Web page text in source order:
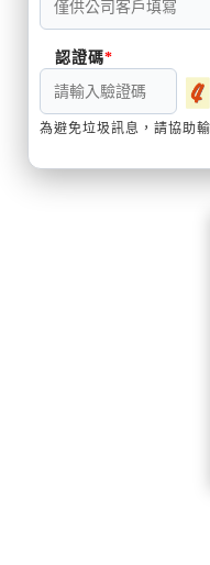
認證碼
為避免垃圾訊息，請協助